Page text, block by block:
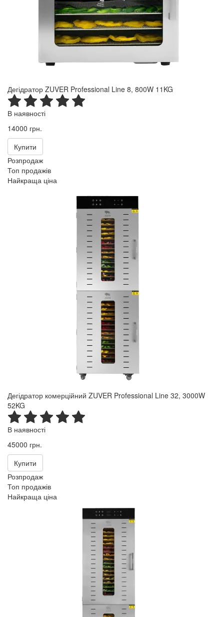
Дегідратор ZUVER Professional Line 8, 800W 11KG
В наявності
14000 грн.
Купити
Розпродаж
Топ продажів
Найкраща ціна
Дегідратор комерційний ZUVER Professional Line 32, 3000W
52KG
В наявності
45000 грн.
Купити
Розпродаж
Топ продажів
Найкраща ціна